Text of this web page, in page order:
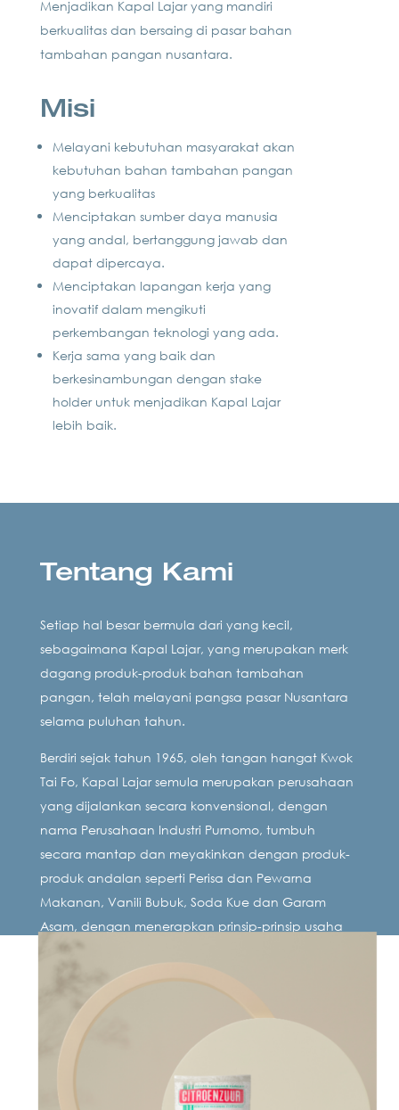
Menjadikan Kapal Lajar yang mandiri
berkualitas dan bersaing di pasar bahan
tambahan pangan nusantara.
Misi
Melayani kebutuhan masyarakat akan
kebutuhan bahan tambahan pangan
yang berkualitas
Menciptakan sumber daya manusia
yang andal, bertanggung jawab dan
dapat dipercaya.
Menciptakan lapangan kerja yang
inovatif dalam mengikuti
perkembangan teknologi yang ada.
Kerja sama yang baik dan
berkesinambungan dengan stake
holder untuk menjadikan Kapal Lajar
lebih baik.
Tentang Kami
Setiap hal besar bermula dari yang kecil,
sebagaimana Kapal Lajar, yang merupakan merk
dagang produk-produk bahan tambahan
pangan, telah melayani pangsa pasar Nusantara
selama puluhan tahun.
Berdiri sejak tahun 1965, oleh tangan hangat Kwok
Tai Fo, Kapal Lajar semula merupakan perusahaan
yang dijalankan secara konvensional, dengan
nama Perusahaan Industri Purnomo, tumbuh
secara mantap dan meyakinkan dengan produk-
produk andalan seperti Perisa dan Pewarna
Makanan, Vanili Bubuk, Soda Kue dan Garam
Asam, dengan menerapkan prinsip-prinsip usaha
yang membangun dan fokus pada kesejahteraan
karyawan juga perusahaan.